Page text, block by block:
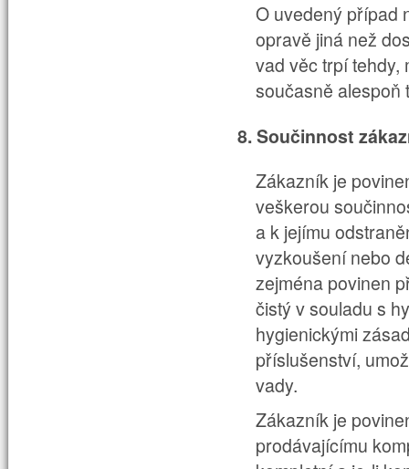
O uvedený případ
opravě jiná než
vad věc trpí tehdy,
současně alespoň
8. Součinnost
Zákazník je
veškerou
a k jejímu
vyzkoušení nebo
zejména povinen
čistý v souladu s
hygienickými
příslušenství,
vady.
Zákazník je
prodávajícímu